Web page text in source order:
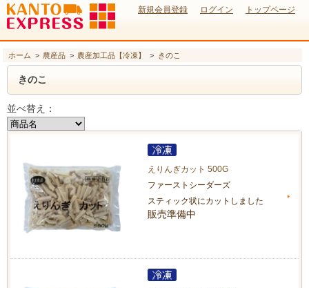
新規会員登録 ログイン トップページ
ホーム > 農産品 > 農産加工品【冷凍】 > きのこ
きのこ
並べ替え：
えりんぎカット 500G
ファーストシーダーズ
スティック状にカットしました
販売準備中